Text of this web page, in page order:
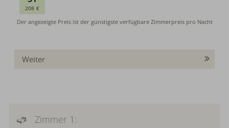
Weiter
Zimmer 1: